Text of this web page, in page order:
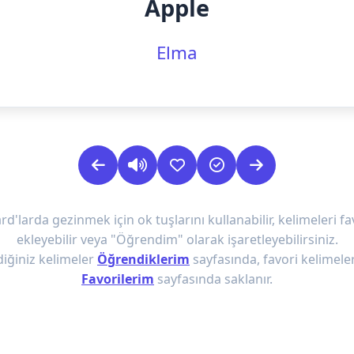
Apple
Elma
gezinmek için ok tuşlarını kullanabilir, kelimeleri
ekleyebilir veya "Öğrendim" olarak işaretleyebilirsiniz.
kelimeler Öğrendiklerim sayfasında, favori
Favorilerim sayfasında saklanır.